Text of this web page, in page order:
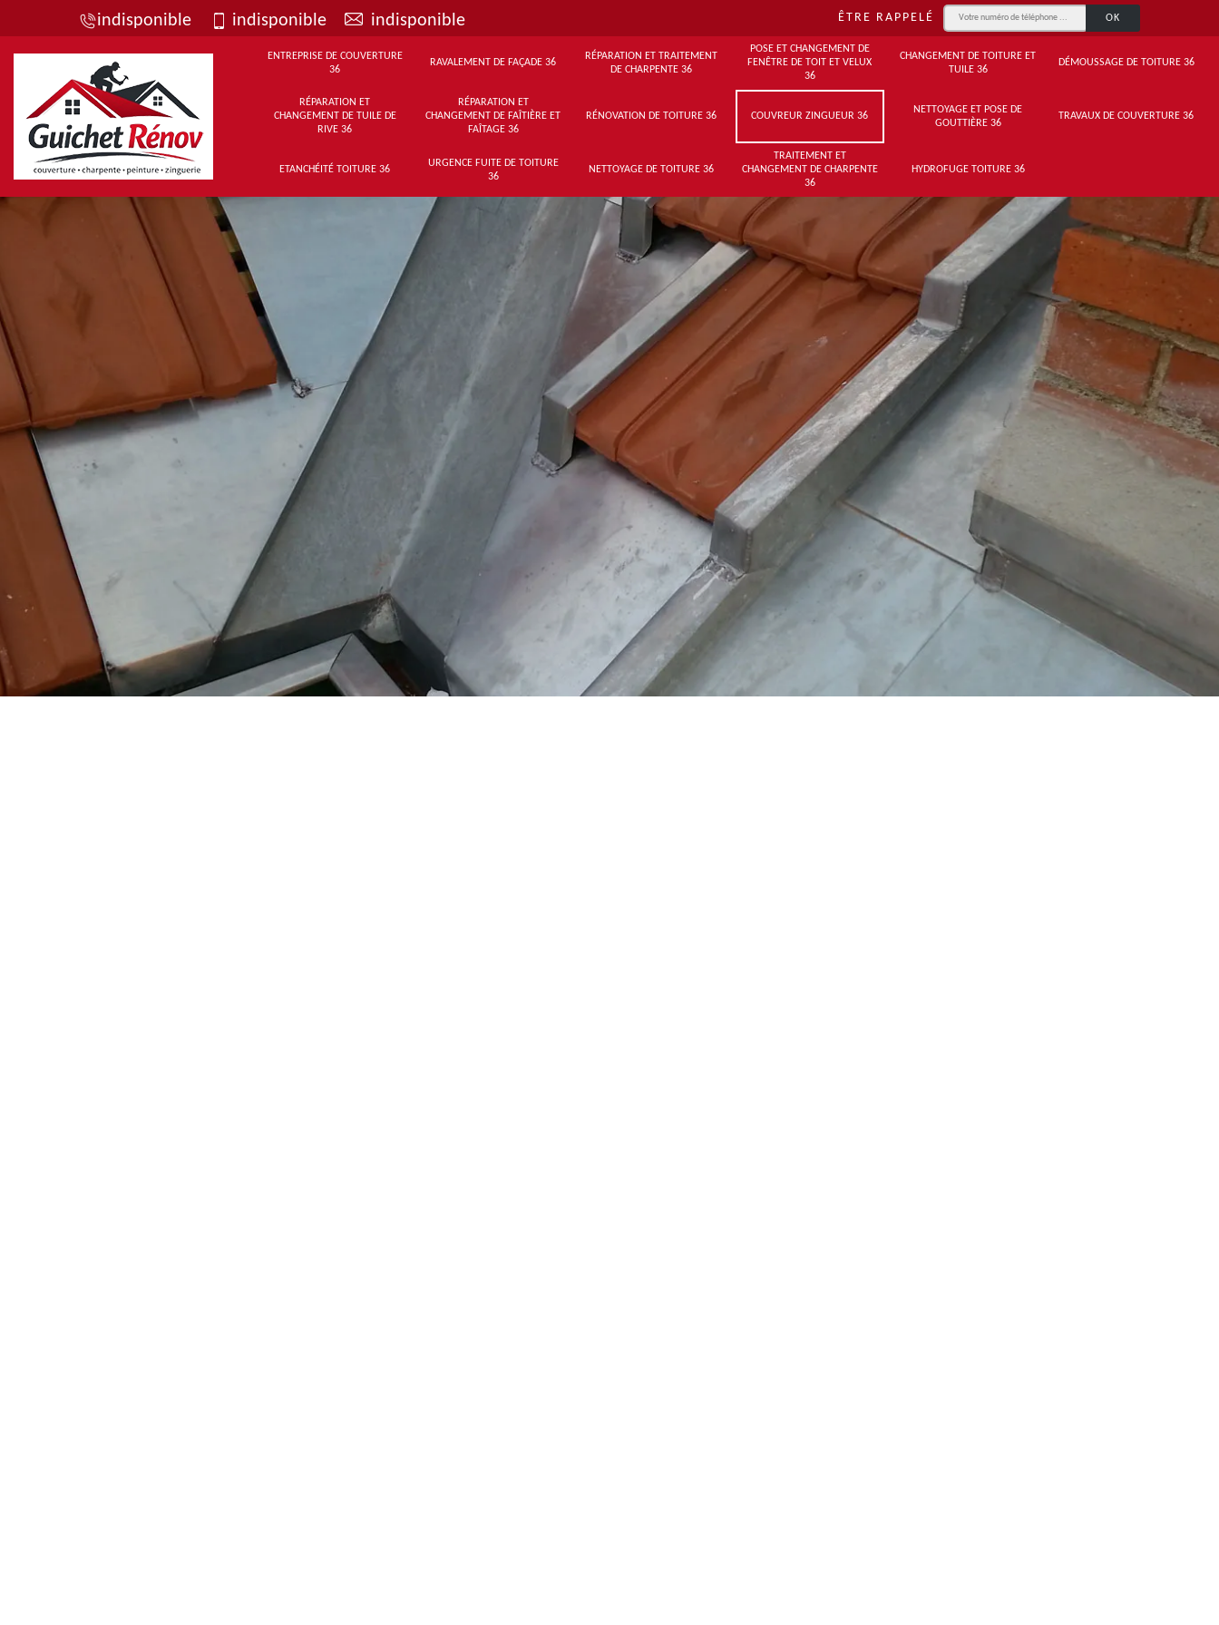
indisponible indisponible indisponible ÊTRE RAPPELÉ
ENTREPRISE DE COUVERTURE
36
RAVALEMENT DE FAÇADE 36
RÉPARATION ET TRAITEMENT
DE CHARPENTE 36
POSE ET CHANGEMENT DE
FENÊTRE DE TOIT ET VELUX
36
CHANGEMENT DE TOITURE ET
TUILE 36
DÉMOUSSAGE DE TOITURE 36
RÉPARATION ET
CHANGEMENT DE TUILE DE
RIVE 36
RÉPARATION ET
CHANGEMENT DE FAÎTIÈRE ET
FAÎTAGE 36
RÉNOVATION DE TOITURE 36 COUVREUR ZINGUEUR 36
NETTOYAGE ET POSE DE
GOUTTIÈRE 36
TRAVAUX DE COUVERTURE 36
ETANCHÉITÉ TOITURE 36
URGENCE FUITE DE TOITURE
36
NETTOYAGE DE TOITURE 36
TRAITEMENT ET
CHANGEMENT DE CHARPENTE
36
HYDROFUGE TOITURE 36